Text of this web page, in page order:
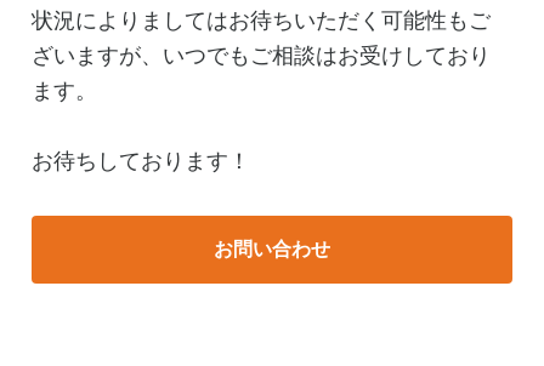
状況によりましてはお待ちいただく可能性もご
ざいますが、いつでもご相談はお受けしており
ます。
お待ちしております！
お問い合わせ